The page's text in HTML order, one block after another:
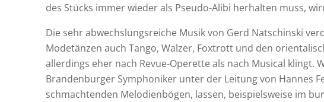
des Stücks immer wieder als Pseudo-Alibi herhalten muss,
Die sehr abwechslungsreiche Musik von Gerd Natschinski
Modetänzen auch Tango, Walzer, Foxtrott und den
allerdings eher nach Revue-Operette als nach Musical klingt.
Brandenburger Symphoniker unter der Leitung von Hannes
schmachtenden Melodienbögen, lassen, beispielsweise im